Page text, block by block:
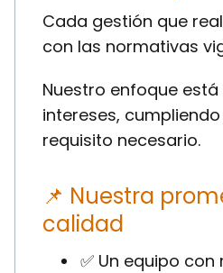
Cada gestión que
con las normativas
Nuestro enfoque
intereses,
requisito necesario.
📌 Nuestra
calidad
✅ Un equipo